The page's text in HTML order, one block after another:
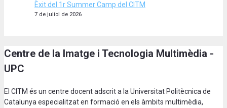
Èxit del 1r Summer Camp del CITM
7 de juliol de 2026
Centre de la Imatge i Tecnologia Multimèdia -
UPC
El CITM és un centre docent adscrit a la Universitat Politècnica de
Catalunya especialitzat en formació en els àmbits multimèdia,